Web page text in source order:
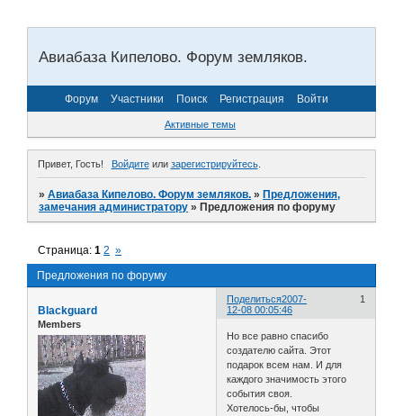
Авиабаза Кипелово. Форум земляков.
Форум Участники Поиск Регистрация Войти
Активные темы
Привет, Гость! Войдитеили зарегистрируйтесь.
»Авиабаза Кипелово. Форум земляков. »Предложения,
замечания администратору »Предложения по форуму
Предложения по форуму
Страница:1 2 »
Поделиться 1
2007-
12-08 00:05:46
Blackguard
Members
Но все равно спасибо
создателю сайта. Этот
подарок всем нам. И для
каждого значимость этого
события своя.
Хотелось-бы, чтобы